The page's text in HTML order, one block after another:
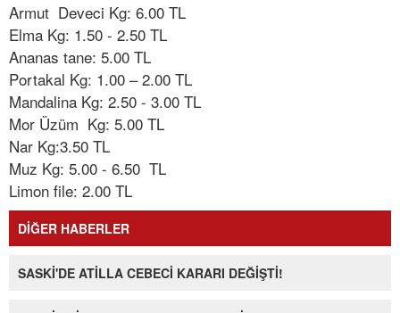
Armut Deveci Kg: 6.00 TL
Elma Kg: 1.50 - 2.50 TL
Ananas tane: 5.00 TL
Portakal Kg: 1.00 – 2.00 TL
Mandalina Kg: 2.50 - 3.00 TL
Mor Üzüm Kg: 5.00 TL
Nar Kg:3.50 TL
Muz Kg: 5.00 - 6.50 TL
Limon file: 2.00 TL
DİĞER HABERLER
SASKİ'DE ATİLLA CEBECİ KARARI DEĞİŞTİ!